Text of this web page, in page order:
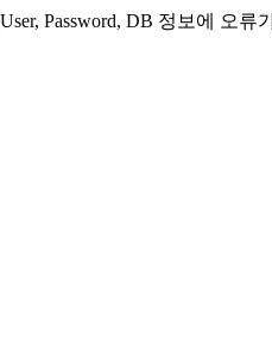
Password, DB 정보에 오류